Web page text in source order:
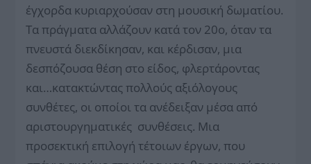
έγχορδα κυριαρχούσαν στη μουσική δωματίου.
Τα πράγματα αλλάζουν κατά τον 20ο, όταν τα
πνευστά διεκδίκησαν, και κέρδισαν, μια
δεσπόζουσα θέση στο είδος, φλερτάροντας
και…κατακτώντας πολλούς αξιόλογους
συνθέτες, οι οποίοι τα ανέδειξαν μέσα από
αριστουργηματικές συνθέσεις. Μια
προσεκτική επιλογή τέτοιων έργων, που